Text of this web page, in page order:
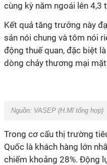
cùng kỳ năm ngoái lên 4,3
Kết quả tăng trưởng này
sản nói chung và tôm nói
động thuế quan, đặc biệt
dòng chảy thương mại mặt
Nguồn: VASEP (H.Mĩ tổng hợp)
Trong cơ cấu thị trường
Quốc là khách hàng lớn
chiếm khoảng 28%. Động